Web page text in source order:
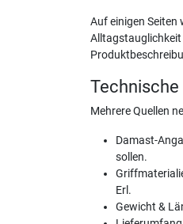
Auf einigen Seiten
Alltagstauglichkeit
Technische
Mehrere Quellen
Damast-
sollen.
Erl.
Gewicht &